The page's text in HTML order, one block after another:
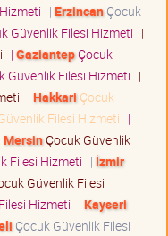
| ErzincanÇocuk
Güvenlik Filesi Hizmeti |
| GaziantepÇocuk
Güvenlik Filesi Hizmeti |
| Hakkari Çocuk
Filesi Hizmeti |
MersinÇocuk Güvenlik
Filesi Hizmeti | İzmir
Güvenlik Filesi
Hizmeti | Kayseri
Çocuk Güvenlik Filesi